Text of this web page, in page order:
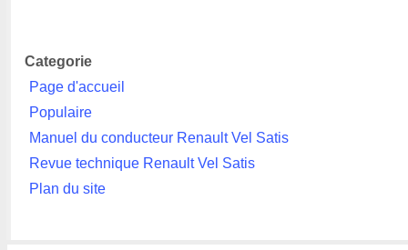
Categorie
Page d'accueil
Populaire
Manuel du conducteur Renault Vel Satis
Revue technique Renault Vel Satis
Plan du site